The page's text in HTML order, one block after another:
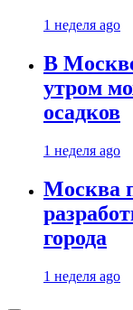
1 неделя ago
В
утром
осадков
1 неделя ago
Москва
города
1 неделя ago